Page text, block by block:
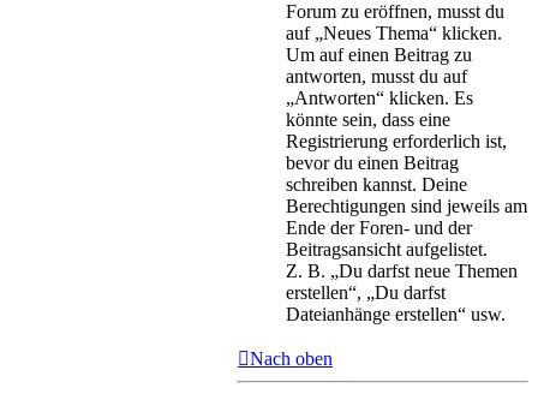
Forum zu eröffnen, musst du
auf „Neues Thema“ klicken.
Um auf einen Beitrag zu
antworten, musst du auf
„Antworten“ klicken. Es
könnte sein, dass eine
Registrierung erforderlich ist,
bevor du einen Beitrag
schreiben kannst. Deine
Berechtigungen sind jeweils am
Ende der Foren- und der
Beitragsansicht aufgelistet.
Z. B. „Du darfst neue Themen
erstellen“, „Du darfst
Dateianhänge erstellen“ usw.
Nach oben